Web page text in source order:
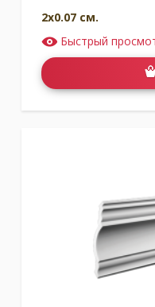
2x0.07 см.
Быстрый